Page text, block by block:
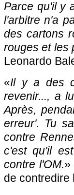
Parce qu'il y
l'arbitre n'a
des cartons
rouges et les
Leonardo
«Il y a des
revenir..., a
Après,
erreur'. Tu
contre
c'est qu'il
contre l'OM.»
de contredire